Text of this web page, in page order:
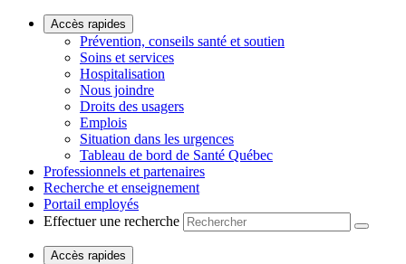
Accès rapides
Prévention, conseils santé et soutien
Soins et services
Hospitalisation
Nous joindre
Droits des usagers
Emplois
Situation dans les urgences
Tableau de bord de Santé Québec
Professionnels et partenaires
Recherche et enseignement
Portail employés
Effectuer une recherche
Accès rapides